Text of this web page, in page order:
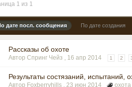
1 из 1
дате посл. сообщения По дате создания
Рассказы об охоте
Автор Спринг Чейз , 16 апр 2014 1 2
Результаты состязаний, испытаний,
Автор Foxberryhills ,23 июн 2014